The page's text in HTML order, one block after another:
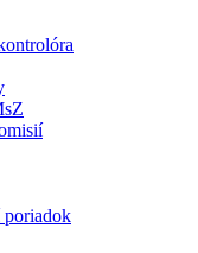
poriadok